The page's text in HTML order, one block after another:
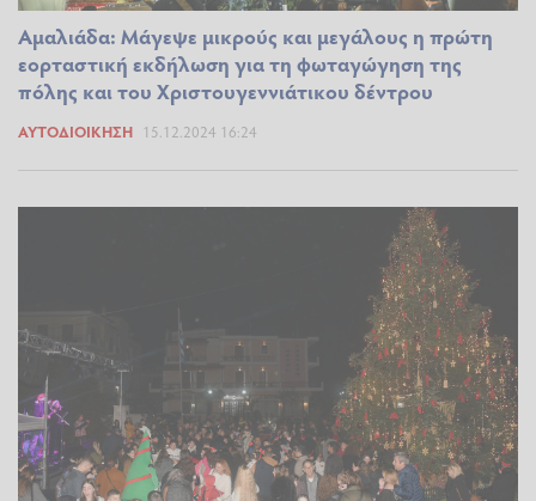
Αμαλιάδα: Μάγεψε μικρούς και μεγάλους η πρώτη
εορταστική εκδήλωση για τη φωταγώγηση της
πόλης και του Χριστουγεννιάτικου δέντρου
ΑΥΤΟΔΙΟΊΚΗΣΗ 15.12.2024 16:24